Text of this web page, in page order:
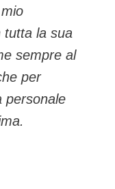
tutta la sua
sempre al
per
personale